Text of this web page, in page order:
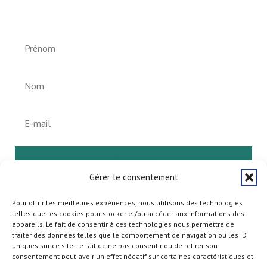
Gérer le consentement
Pour offrir les meilleures expériences, nous utilisons des technologies
telles que les cookies pour stocker et/ou accéder aux informations des
appareils. Le fait de consentir à ces technologies nous permettra de
traiter des données telles que le comportement de navigation ou les ID
uniques sur ce site. Le fait de ne pas consentir ou de retirer son
consentement peut avoir un effet négatif sur certaines caractéristiques et
S'abonner